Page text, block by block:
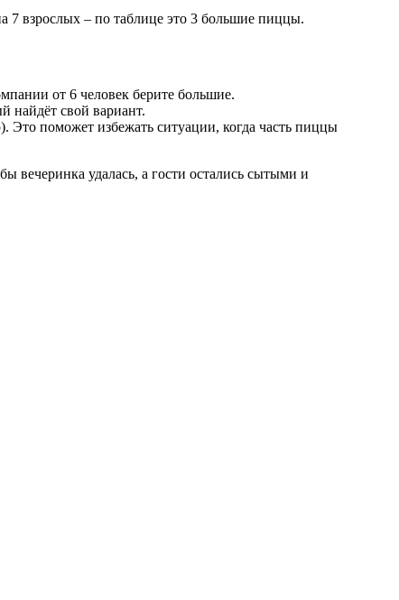
7 взрослых – по таблице это 3 большие пиццы.
от 6 человек берите большие.
найдёт свой вариант.
Это поможет избежать ситуации, когда часть пиццы
вечеринка удалась, а гости остались сытыми и